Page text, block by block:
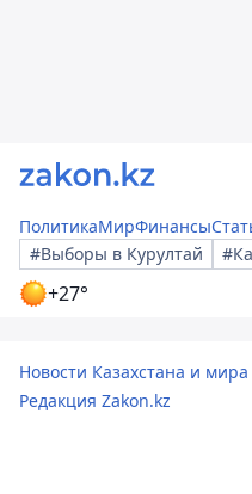
ПолитикаМирФинансы
#Выборы в Курултай
+27°
Новости Казахстана и мира
Редакция Zakon.kz